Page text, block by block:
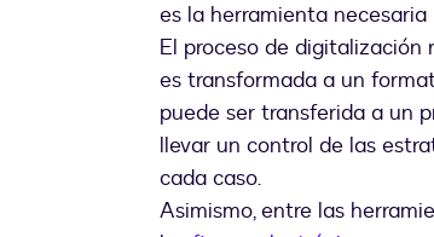
es la herramienta
El proceso de
es transformada a un
puede ser transferida a un
llevar un control de las
cada caso.
Asimismo, entre las